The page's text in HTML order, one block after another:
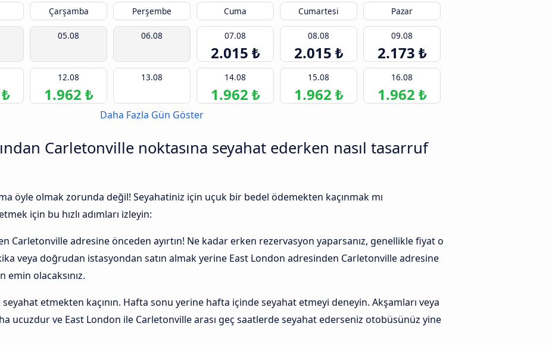
Çarşamba Perşembe Cuma Cumartesi Pazar
05.08 06.08 07.08
2.015 ₺
08.08
2.015 ₺
09.08
2.173 ₺
12.08
1.962 ₺
13.08 14.08
1.962 ₺
15.08
1.962 ₺
16.08
1.962 ₺
Daha Fazla Gün Göster
Carletonville noktasına seyahat ederken nasıl tasarruf
öyle olmak zorunda değil! Seyahatiniz için uçuk bir bedel ödemekten kaçınmak mı
için bu hızlı adımları izleyin:
Carletonville adresine önceden ayırtın! Ne kadar erken rezervasyon yaparsanız, genellikle fiyat o
veya doğrudan istasyondan satın almak yerine East London adresinden Carletonville adresine
olacaksınız.
etmekten kaçının. Hafta sonu yerine hafta içinde seyahat etmeyi deneyin. Akşamları veya
ucuzdur ve East London ile Carletonville arası geç saatlerde seyahat ederseniz otobüsünüz yine